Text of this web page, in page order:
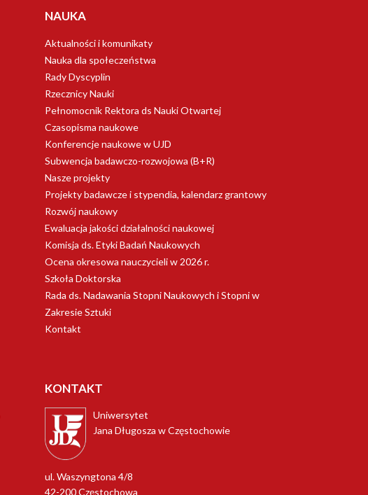
NAUKA
Aktualności i komunikaty
Nauka dla społeczeństwa
Rady Dyscyplin
Rzecznicy Nauki
Pełnomocnik Rektora ds Nauki Otwartej
Czasopisma naukowe
Konferencje naukowe w UJD
Subwencja badawczo-rozwojowa (B+R)
Nasze projekty
Projekty badawcze i stypendia, kalendarz grantowy
Rozwój naukowy
Ewaluacja jakości działalności naukowej
Komisja ds. Etyki Badań Naukowych
Ocena okresowa nauczycieli w 2026 r.
Szkoła Doktorska
Rada ds. Nadawania Stopni Naukowych i Stopni w
Zakresie Sztuki
Kontakt
KONTAKT
Uniwersytet
Jana Długosza w Częstochowie
ul. Waszyngtona 4/8
42-200 Częstochowa